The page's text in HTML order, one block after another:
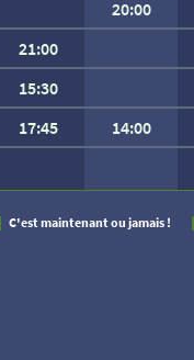
20:00
21:00
15:30
17:45 14:00
SEMAINE.
C'est maintenant ou jamais !